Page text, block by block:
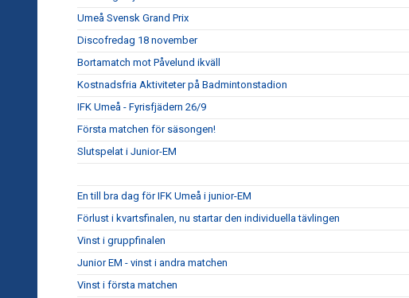
Umeå Svensk Grand Prix
Discofredag 18 november
Bortamatch mot Påvelund ikväll
Kostnadsfria Aktiviteter på Badmintonstadion
IFK Umeå - Fyrisfjädern 26/9
Första matchen för säsongen!
Slutspelat i Junior-EM
En till bra dag för IFK Umeå i junior-EM
Förlust i kvartsfinalen, nu startar den individuella tävlingen
Vinst i gruppfinalen
Junior EM - vinst i andra matchen
Vinst i första matchen